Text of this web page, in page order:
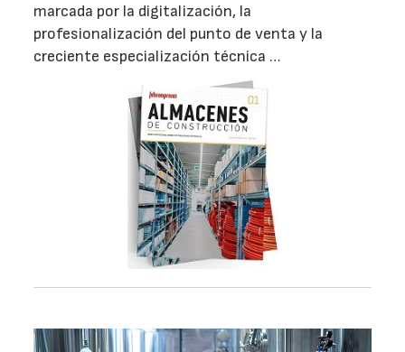
marcada por la digitalización, la
profesionalización del punto de venta y la
creciente especialización técnica …